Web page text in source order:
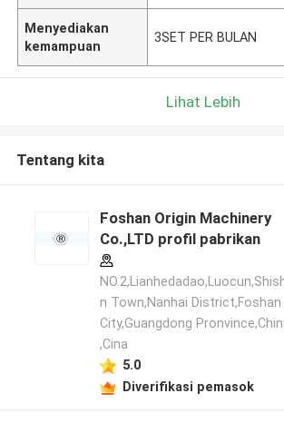
Menyediakan
kemampuan
3SET PER BULAN
Lihat Lebih
Tentang kita
Foshan Origin Machinery
Co.,LTD profil pabrikan
n Town,Nanhai District,Foshan
City,Guangdong
,Cina
5.0
Diverifikasi pemasok